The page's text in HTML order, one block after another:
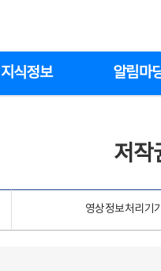
지식정보 알림마
저작
영상정보처리기